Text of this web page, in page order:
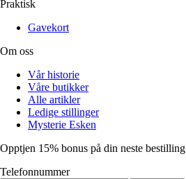
Praktisk
Gavekort
Om oss
Vår historie
Våre butikker
Alle artikler
Ledige stillinger
Mysterie Esken
Opptjen 15% bonus på din neste bestilling
Telefonnummer